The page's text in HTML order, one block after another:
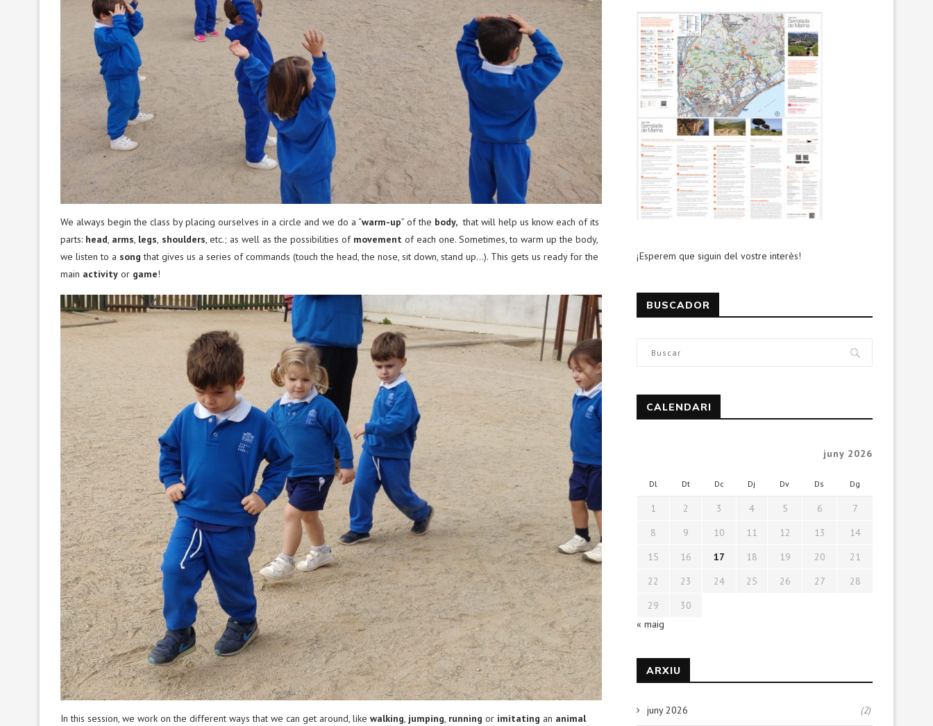
We always begin the class by placing ourselves in a circle and we do a “warm-up” of the body, that will help us know each of its
parts: head, arms, legs, shoulders, etc.; as well as the possibilities of movement of each one. Sometimes, to warm up the body,
we listen to a songthat gives us a series of commands (touch the head, the nose, sit down, stand up…). This gets us ready for the
main activity or game!
In this session, we work on the different ways that we can get around, like walking, jumping, running or imitating an animal
¡Esperem que siguin del vostre interès!
BUSCADOR
CALENDARI
juny 2026
Dl Dt Dc Dj Dv Ds Dg
1 2 3 4 5 6
7
8
9 10 11 12 13
14
15
16 17 18 19 20
21
22
23 24 25 26 27
28
29
30
« maig
ARXIU
juny 2026 (2)